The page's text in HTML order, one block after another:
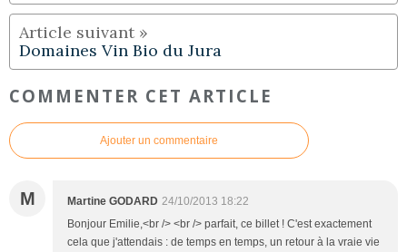
Domaines Vin Bio du Jura
COMMENTER CET ARTICLE
Ajouter un commentaire
M Martine GODARD 24/10/2013 18:22
Bonjour Emilie,<br /> <br /> parfait, ce billet ! C'est exactement
cela que j'attendais : de temps en temps, un retour à la vraie vie